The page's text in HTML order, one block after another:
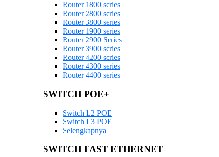
Router 1800 series
Router 2800 series
Router 3800 series
Router 1900 series
Router 2900 Series
Router 3900 series
Router 4200 series
Router 4300 series
Router 4400 series
SWITCH POE+
Switch L2 POE
Switch L3 POE
Selengkapnya
SWITCH FAST ETHERNET